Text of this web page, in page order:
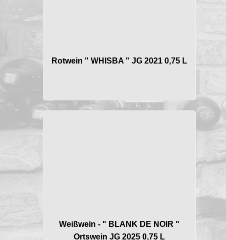
Rotwein " WHISBA " JG 2021 0,75 L
Weißwein - " BLANK DE NOIR "
Ortswein JG 2025 0,75 L